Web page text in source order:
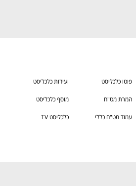
פוטו כלכליסט ועידות כלכליסט
המרת מט"ח מוסף כלכליסט
עמוד מט"ח כללי כלכליסט TV